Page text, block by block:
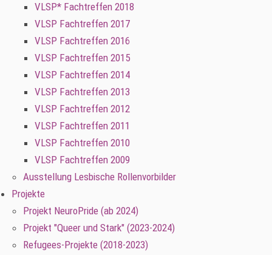
VLSP* Fachtreffen 2018
VLSP Fachtreffen 2017
VLSP Fachtreffen 2016
VLSP Fachtreffen 2015
VLSP Fachtreffen 2014
VLSP Fachtreffen 2013
VLSP Fachtreffen 2012
VLSP Fachtreffen 2011
VLSP Fachtreffen 2010
VLSP Fachtreffen 2009
Ausstellung Lesbische Rollenvorbilder
Projekte
Projekt NeuroPride (ab 2024)
Projekt "Queer und Stark" (2023-2024)
Refugees-Projekte (2018-2023)